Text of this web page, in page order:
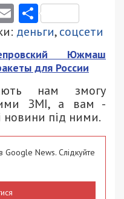
Email
деньги,соцсети
Южмаш
для России
нам змогу
ЗМІ, а вам -
новини під ними.
News. Слідкуйте